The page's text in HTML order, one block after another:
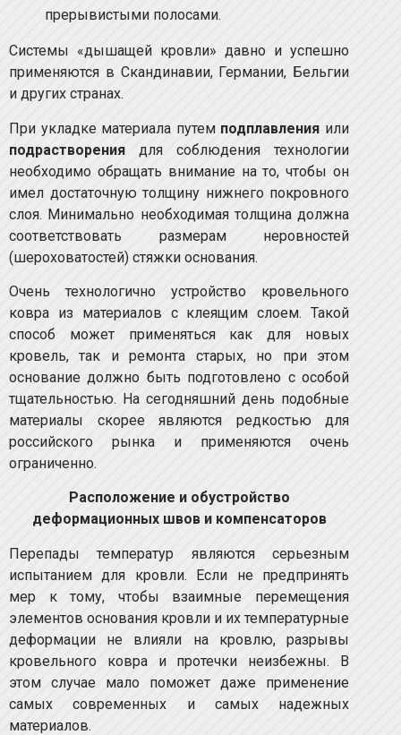
прерывистыми полосами.
Системы «дышащей кровли» давно и успешно
применяются в Скандинавии, Германии, Бельгии
и других странах.
При укладке материала путем подплавления или
подрастворения для соблюдения технологии
необходимо обращать внимание на то, чтобы он
имел достаточную толщину нижнего покровного
слоя. Минимально необходимая толщина должна
соответствовать размерам неровностей
(шероховатостей) стяжки основания.
Очень технологично устройство кровельного
ковра из материалов с клеящим слоем. Такой
способ может применяться как для новых
кровель, так и ремонта старых, но при этом
основание должно быть подготовлено с особой
тщательностью. На сегодняшний день подобные
материалы скорее являются редкостью для
российского рынка и применяются очень
ограниченно.
Расположение и обустройство
деформационных швов и компенсаторов
Перепады температур являются серьезным
испытанием для кровли. Если не предпринять
мер к тому, чтобы взаимные перемещения
элементов основания кровли и их температурные
деформации не влияли на кровлю, разрывы
кровельного ковра и протечки неизбежны. В
этом случае мало поможет даже применение
самых современных и самых надежных
материалов.